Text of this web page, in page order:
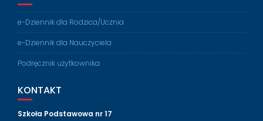
e-Dziennik dla Rodzica/Ucznia
e-Dziennik dla Nauczyciela
Podręcznik użytkownika
KONTAKT
Szkoła Podstawowa nr 17